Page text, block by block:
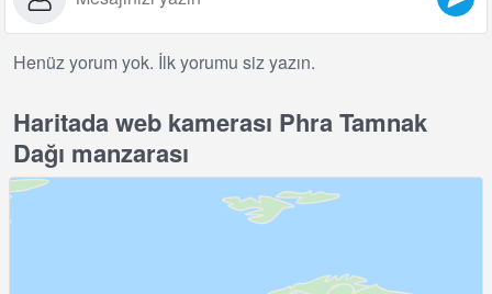
Henüz yorum yok. İlk yorumu siz yazın.
Haritada web kamerası Phra Tamnak
Dağı manzarası